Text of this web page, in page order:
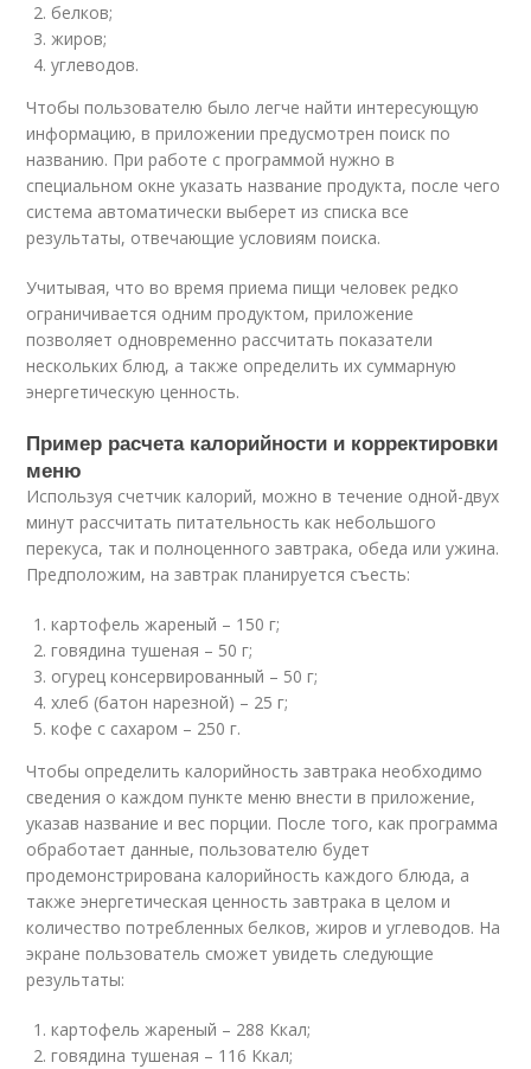
белков;
жиров;
углеводов.
Чтобы пользователю было легче найти интересующую
информацию, в приложении предусмотрен поиск по
названию. При работе с программой нужно в
специальном окне указать название продукта, после чего
система автоматически выберет из списка все
результаты, отвечающие условиям поиска.
Учитывая, что во время приема пищи человек редко
ограничивается одним продуктом, приложение
позволяет одновременно рассчитать показатели
нескольких блюд, а также определить их суммарную
энергетическую ценность.
Пример расчета калорийности и корректировки
меню
Используя счетчик калорий, можно в течение одной-двух
минут рассчитать питательность как небольшого
перекуса, так и полноценного завтрака, обеда или ужина.
Предположим, на завтрак планируется съесть:
картофель жареный – 150 г;
говядина тушеная – 50 г;
огурец консервированный – 50 г;
хлеб (батон нарезной) – 25 г;
кофе с сахаром – 250 г.
Чтобы определить калорийность завтрака необходимо
сведения о каждом пункте меню внести в приложение,
указав название и вес порции. После того, как программа
обработает данные, пользователю будет
продемонстрирована калорийность каждого блюда, а
также энергетическая ценность завтрака в целом и
количество потребленных белков, жиров и углеводов. На
экране пользователь сможет увидеть следующие
результаты:
картофель жареный – 288 Ккал;
говядина тушеная – 116 Ккал;